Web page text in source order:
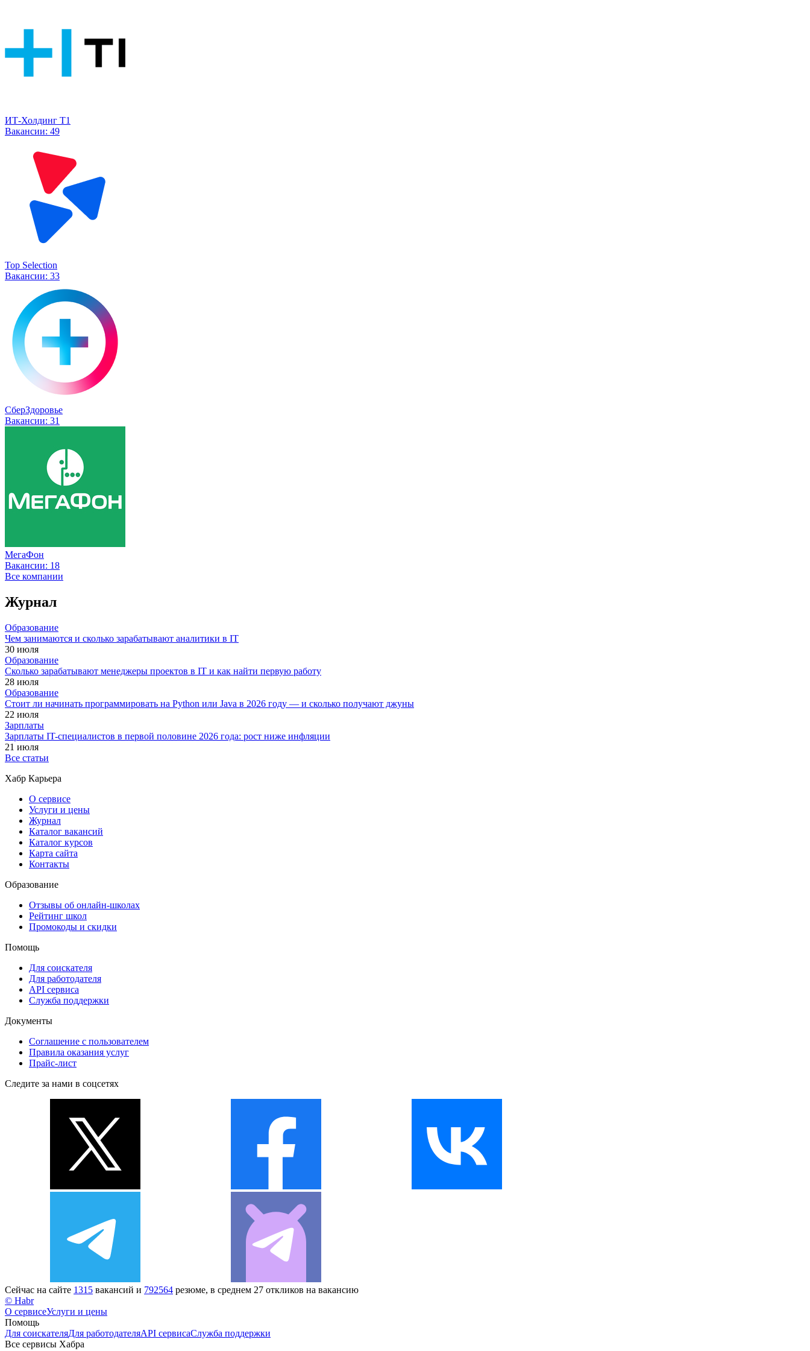
ИТ-Холдинг Т1
Вакансии: 49
Top Selection
Вакансии: 33
СберЗдоровье
Вакансии: 31
МегаФон
Вакансии: 18
Все компании
Журнал
Образование
Чем занимаются и сколько зарабатывают аналитики в IT
30 июля
Образование
Сколько зарабатывают менеджеры проектов в IT и как найти первую работу
28 июля
Образование
Стоит ли начинать программировать на Python или Java в 2026 году — и сколько получают джуны
22 июля
Зарплаты
Зарплаты IT-специалистов в первой половине 2026 года: рост ниже инфляции
21 июля
Все статьи
Хабр Карьера
О сервисе
Услуги и цены
Журнал
Каталог вакансий
Каталог курсов
Карта сайта
Контакты
Образование
Отзывы об онлайн-школах
Рейтинг школ
Промокоды и скидки
Помощь
Для соискателя
Для работодателя
API сервиса
Служба поддержки
Документы
Соглашение с пользователем
Правила оказания услуг
Прайс-лист
Следите за нами в соцсетях
Сейчас на сайте 1315 вакансий и 792564 резюме, в среднем 27 откликов на вакансию
© Habr
О сервисеУслуги и цены
Помощь
Для соискателяДля работодателяAPI сервисаСлужба поддержки
Все сервисы Хабра